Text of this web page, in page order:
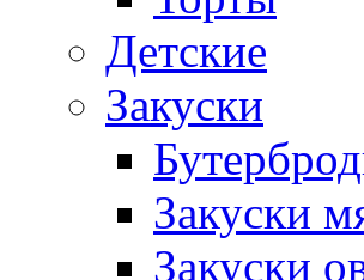
Детские
Закуски
Закуски
Закуски